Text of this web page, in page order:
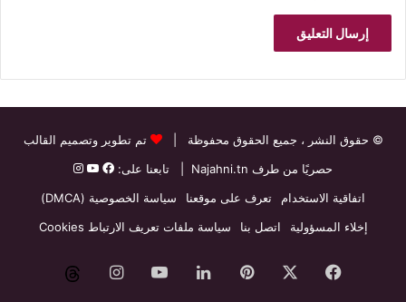
© حقوق النشر ، جميع الحقوق محفوظة |
تم تطوير وتصميم القالب
حصريًا من طرف Najahni.tn | تابعنا على:
اتفاقية الاستخدام
تعرف على موقعنا
سياسة الخصوصية (DMCA)
إخلاء المسؤولية
اتصل بنا سياسة ملفات تعريف الارتباط Cookies
فيسبوك بينتيريستلينكدإن‫YouTubeانستقرام